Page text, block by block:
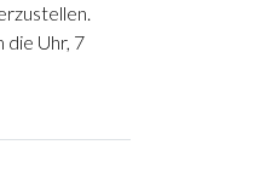
die Uhr, 7